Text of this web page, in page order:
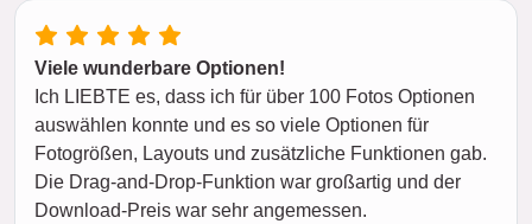
Viele wunderbare Optionen!
Ich LIEBTE es, dass ich für über 100 Fotos Optionen
auswählen konnte und es so viele Optionen für
Fotogrößen, Layouts und zusätzliche Funktionen gab.
Die Drag-and-Drop-Funktion war großartig und der
Download-Preis war sehr angemessen.